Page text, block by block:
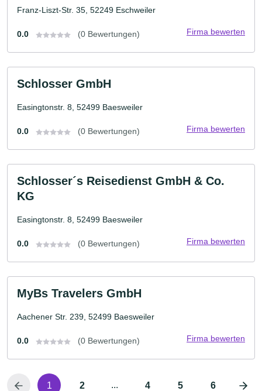
Franz-Liszt-Str. 35, 52249 Eschweiler
0.0 (0 Bewertungen) Firma bewerten
Schlosser GmbH
Easingtonstr. 8, 52499 Baesweiler
0.0 (0 Bewertungen) Firma bewerten
Schlosser´s Reisedienst GmbH & Co.
KG
Easingtonstr. 8, 52499 Baesweiler
0.0 (0 Bewertungen) Firma bewerten
MyBs Travelers GmbH
Aachener Str. 239, 52499 Baesweiler
0.0 (0 Bewertungen) Firma bewerten
1 2 ... 4 5 6